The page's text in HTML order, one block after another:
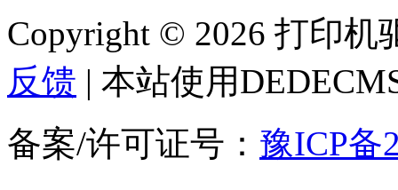
Copyright © 2026 打印
反馈 | 本站使用
备案/许可证号： 豫ICP备